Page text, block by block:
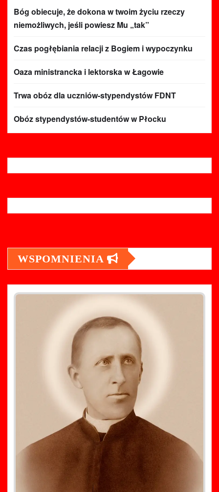
Bóg obiecuje, że dokona w twoim życiu rzeczy
niemożliwych, jeśli powiesz Mu „tak”
Czas pogłębiania relacji z Bogiem i wypoczynku
Oaza ministrancka i lektorska w Łagowie
Trwa obóz dla uczniów-stypendystów FDNT
Obóz stypendystów-studentów w Płocku
WSPOMNIENIA